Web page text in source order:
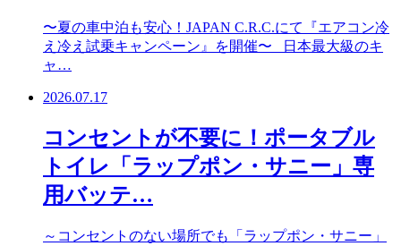
〜夏の車中泊も安心！JAPAN C.R.C.にて『エアコン冷
え冷え試乗キャンペーン』を開催〜 日本最大級のキ
ャ…
2026.07.17
コンセントが不要に！ポータブル
トイレ「ラップポン・サニー」専
用バッテ…
～コンセントのない場所でも「ラップポン・サニー」